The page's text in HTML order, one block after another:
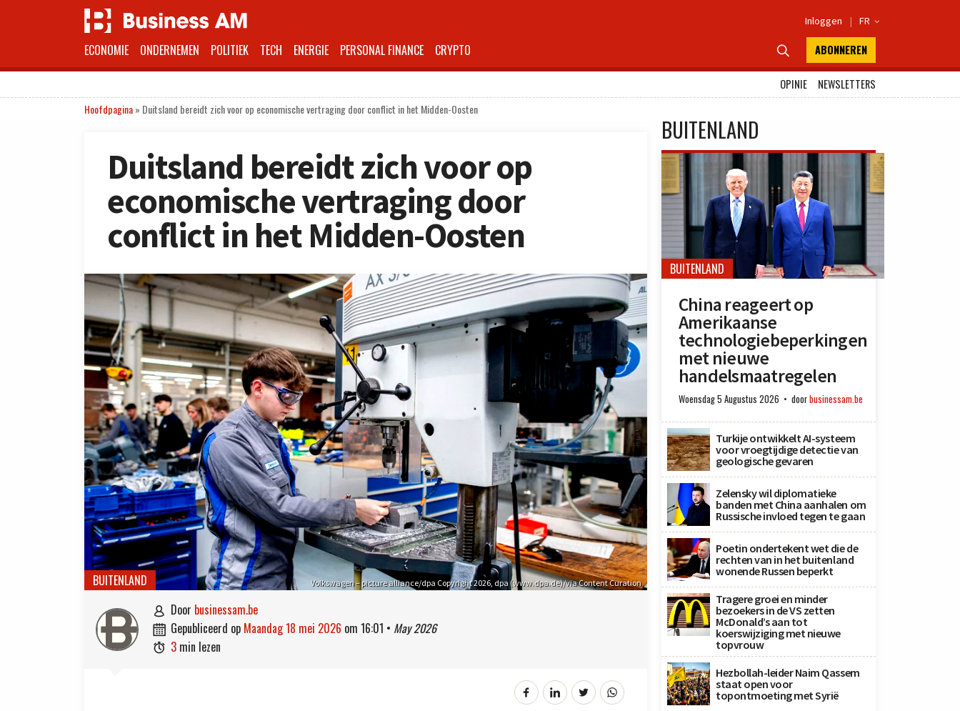
Inloggen | FR 
ECONOMIE ONDERNEMEN POLITIEK TECH ENERGIE PERSONAL FINANCE CRYPTO  ABONNEREN
OPINIE
NEWSLETTERS
Hoofdpagina» Duitsland bereidt zich voor op economische vertraging door conflict in het Midden-Oosten
Duitsland bereidt zich voor op
economische vertraging door
conflict in het Midden-Oosten
Volkswagen – picture alliance/dpa Copyright 2026, dpa (www.dpa.de)/via Content Curation
BUITENLAND
 door businessam.be
 gepubliceerd op maandag 18 mei 2026 om 16:01 • May 2026
 3 min lezen
BUITENLAND
BUITENLAND
China reageert op
Amerikaanse
technologiebeperkingen
met nieuwe
handelsmaatregelen
Woensdag 5 Augustus 2026 doorbusinessam.be
Turkije ontwikkelt AI-systeem
voor vroegtijdige detectie van
geologische gevaren
Zelensky wil diplomatieke
banden met China aanhalen om
Russische invloed tegen te gaan
Poetin ondertekent wet die de
rechten van in het buitenland
wonende Russen beperkt
Tragere groei en minder
bezoekers in de VS zetten
McDonald’s aan tot
koerswijziging met nieuwe
topvrouw
Hezbollah-leider Naim Qassem
staat open voor
topontmoeting met Syrië